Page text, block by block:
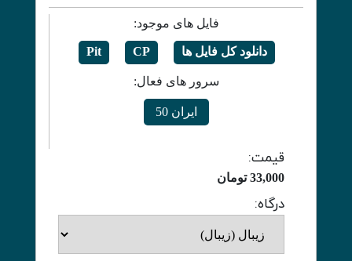
فایل های موجود:
دانلود کل فایل ها CP
Pit
سرور های فعال:
ایران 50
قیمت:
33,000 تومان
درگاه: